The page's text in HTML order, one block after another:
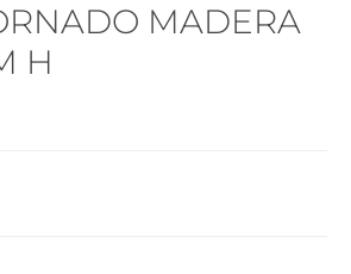
MADERA
H